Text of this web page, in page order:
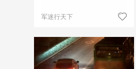
军迷行天下